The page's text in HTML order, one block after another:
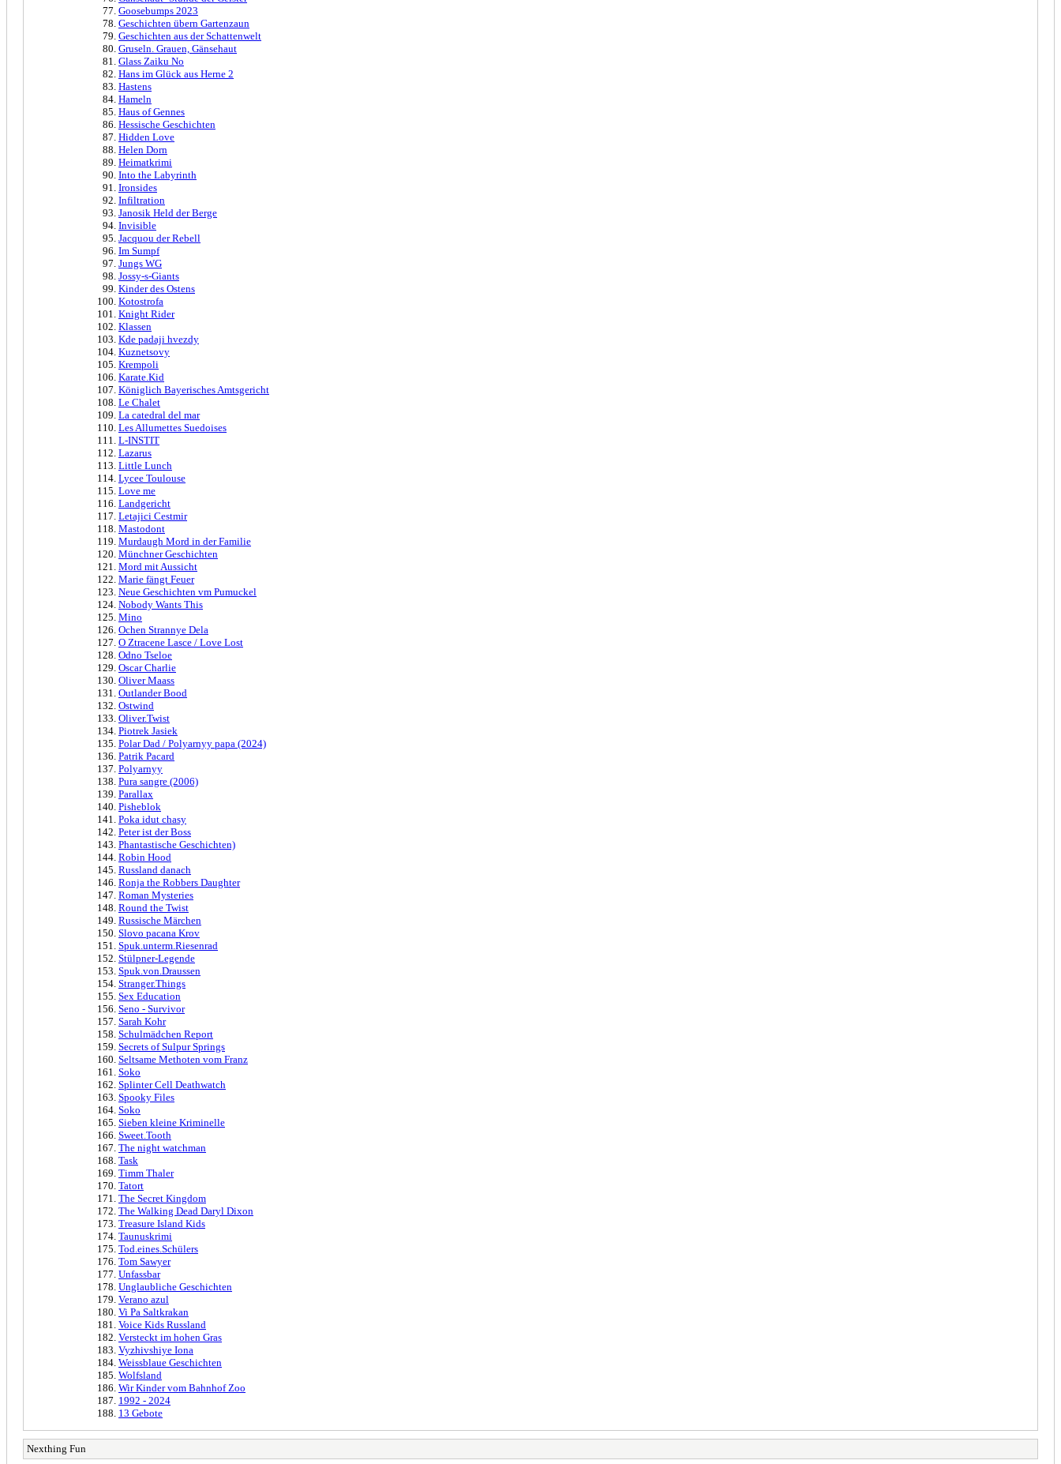
Goosebumps 2023
Geschichten übern Gartenzaun
Geschichten aus der Schattenwelt
Gruseln. Grauen, Gänsehaut
Glass Zaiku No
Hans im Glück aus Herne 2
Hastens
Hameln
Haus of Gennes
Hessische Geschichten
Hidden Love
Helen Dorn
Heimatkrimi
Into the Labyrinth
Ironsides
Infiltration
Janosik Held der Berge
Invisible
Jacquou der Rebell
Im Sumpf
Jungs WG
Jossy-s-Giants
Kinder des Ostens
Kotostrofa
Knight Rider
Klassen
Kde padaji hvezdy
Kuznetsovy
Krempoli
Karate.Kid
Königlich Bayerisches Amtsgericht
Le Chalet
La catedral del mar
Les Allumettes Suedoises
L-INSTIT
Lazarus
Little Lunch
Lycee Toulouse
Love me
Landgericht
Letajici Cestmir
Mastodont
Murdaugh Mord in der Familie
Münchner Geschichten
Mord mit Aussicht
Marie fängt Feuer
Neue Geschichten vm Pumuckel
Nobody Wants This
Mino
Ochen Strannye Dela
O Ztracene Lasce / Love Lost
Odno Tseloe
Oscar Charlie
Oliver Maass
Outlander Bood
Ostwind
Oliver.Twist
Piotrek Jasiek
Polar Dad / Polyarnyy papa (2024)
Patrik Pacard
Polyarnyy
Pura sangre (2006)
Parallax
Pisheblok
Poka idut chasy
Peter ist der Boss
Phantastische Geschichten)
Robin Hood
Russland danach
Ronja the Robbers Daughter
Roman Mysteries
Round the Twist
Russische Märchen
Slovo pacana Krov
Spuk.unterm.Riesenrad
Stülpner-Legende
Spuk.von.Draussen
Stranger.Things
Sex Education
Seno - Survivor
Sarah Kohr
Schulmädchen Report
Secrets of Sulpur Springs
Seltsame Methoten vom Franz
Soko
Splinter Cell Deathwatch
Spooky Files
Soko
Sieben kleine Kriminelle
Sweet.Tooth
The night watchman
Task
Timm Thaler
Tatort
The Secret Kingdom
The Walking Dead Daryl Dixon
Treasure Island Kids
Taunuskrimi
Tod.eines.Schülers
Tom Sawyer
Unfassbar
Unglaubliche Geschichten
Verano azul
Vi Pa Saltkrakan
Voice Kids Russland
Versteckt im hohen Gras
Vyzhivshiye Iona
Weissblaue Geschichten
Wolfsland
Wir Kinder vom Bahnhof Zoo
1992 - 2024
13 Gebote
Nexthing Fun